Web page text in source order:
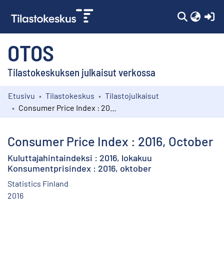
OTOS
Tilastokeskuksen julkaisut verkossa
Kokoelmat
Etusivu Tilastokeskus
Tilastojulkaisut
Consumer Price Index : 2016, October
Kuluttajahintaindeksi : 2016, lokakuu
Konsumentprisindex : 2016, oktober
Statistics Finland
2016